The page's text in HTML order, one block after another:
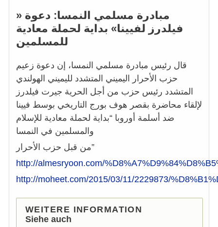
مبادرة مسلمي النمسا: دعوة «
فيلدرز لفيينا» بداية لحملة معادية
للمسلمين
قال رئيس مبادرة مسلمي النمسا، إن دعوة زعيم
حزب الأحرار اليميني المتشدد لليميني الهولندي
المتشدد رئيس حزب من أجل الحرية جيرت فيلدرز
لإلقاء محاضرة بقصر هوف بورج التاريخي بوسط فيينا
ضد أسلمة أوروبا “بداية لحملة معادية للإسلام
من قبل حزب الأحرار”
http://almesryoon.com/
http://moheet.com/2015/03/11/2229873/
WEITERE INFORMATION
Siehe auch